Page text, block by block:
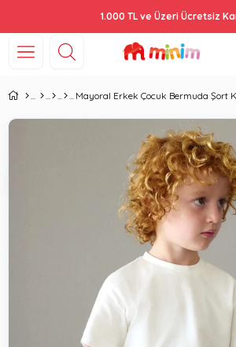
1.000 TL ve Üzeri Ücretsiz
Mayoral Erkek Çocuk Bermuda Şort